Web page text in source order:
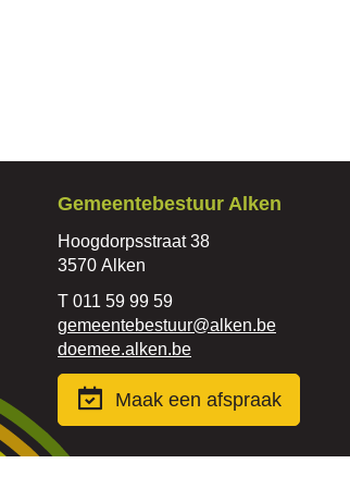
Contact
Gemeentebestuur Alken
Adres
Hoogdorpsstraat 38
,3570 Alken
Tel.011 59 99 59
E-
mail
gemeentebestuur@alken.be
Website
doemee.alken.be
Maak een afspraak